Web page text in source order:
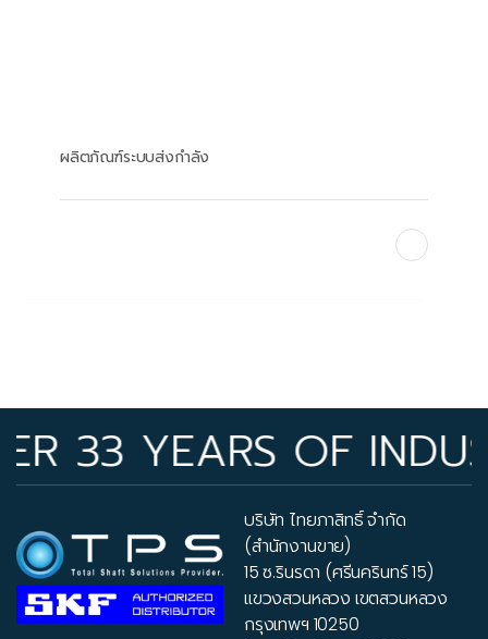
ผลิตภัณฑ์ระบบส่งกำลัง
YEARS OF
บริษัท ไทยภาสิทธิ์ จำกัด
(สำนักงานขาย)
15 ซ.รินรดา (ศรีนครินทร์ 15)
แขวงสวนหลวง เขตสวนหลวง
กรุงเทพฯ 10250